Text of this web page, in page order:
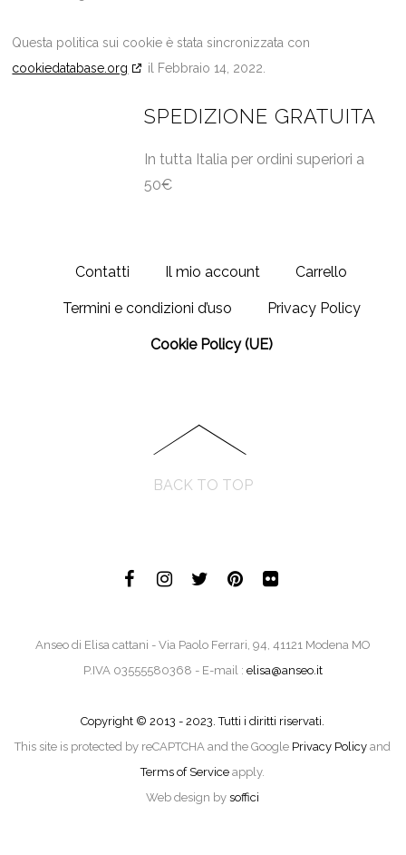
Questa politica sui cookie è stata sincronizzata con
cookiedatabase.org
il Febbraio 14, 2022.
SPEDIZIONE GRATUITA
In tutta Italia per ordini superiori a
50€
Contatti Il mio account Carrello
Termini e condizioni d’uso Privacy Policy
Cookie Policy (UE)
BACK TO TOP
Anseo di Elisa cattani - Via Paolo Ferrari, 94, 41121 Modena MO
P.IVA 03555580368 - E-mail : elisa@anseo.it
Copyright © 2013 - 2023. Tutti i diritti riservati.
This site is protected by reCAPTCHA and the Google Privacy Policy and
Terms of Service apply.
Web design bysoffici